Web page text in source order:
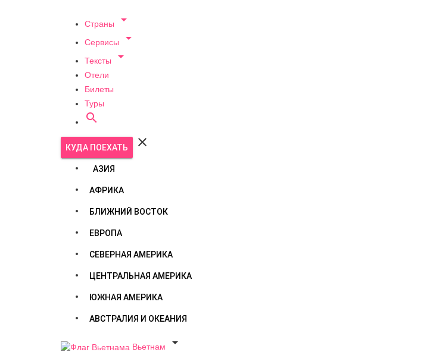
Страны 
Сервисы 
Тексты 
Отели
Билеты
Туры

КУДА ПОЕХАТЬ 
АЗИЯ
АФРИКА
БЛИЖНИЙ ВОСТОК
ЕВРОПА
СЕВЕРНАЯ АМЕРИКА
ЦЕНТРАЛЬНАЯ АМЕРИКА
ЮЖНАЯ АМЕРИКА
АВСТРАЛИЯ И ОКЕАНИЯ
Вьетнам
